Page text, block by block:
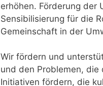
erhöhen. Förderung der
Sensibilisierung für die
Gemeinschaft in der
Wir fördern und
und den Problemen,
Initiativen fördern, die